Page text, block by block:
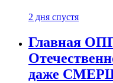
2 дня спустя
Главная
даже